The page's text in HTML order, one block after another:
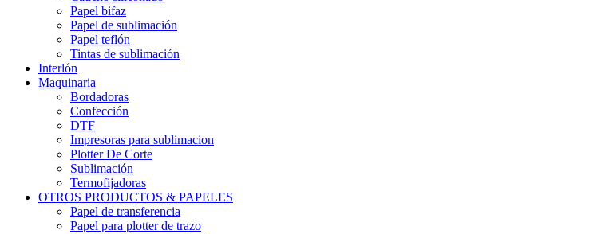
Papel bifaz
Papel de sublimación
Papel teflón
Tintas de sublimación
Interlón
Maquinaria
Bordadoras
Confección
DTF
Impresoras para sublimacion
Plotter De Corte
Sublimación
Termofijadoras
OTROS PRODUCTOS & PAPELES
Papel de transferencia
Papel para plotter de trazo